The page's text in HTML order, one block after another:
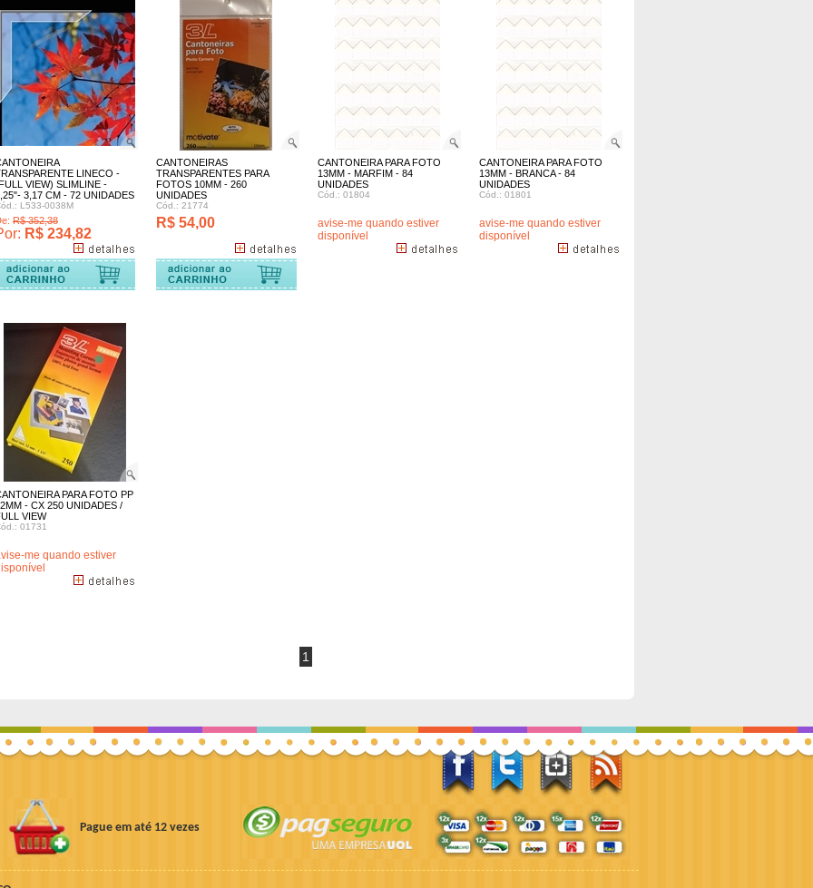
LINECO -
VIEW) SLIMLINE -
3,17 CM - 72 UNIDADES
L533-0038M
R$ 352,38
R$ 234,82
CANTONEIRAS
TRANSPARENTES PARA
FOTOS 10MM - 260
UNIDADES
Cód.: 21774
R$ 54,00
CANTONEIRA PARA FOTO
13MM - MARFIM - 84
UNIDADES
Cód.: 01804
avise-me quando estiver
disponível
CANTONEIRA PARA FOTO
13MM - BRANCA - 84
UNIDADES
Cód.: 01801
avise-me quando estiver
disponível
PARA FOTO PP
- CX 250 UNIDADES /
VIEW
01731
me quando estiver
1
Pague em até 12 vezes